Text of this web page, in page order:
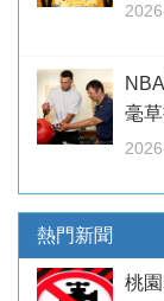
毫
熱門新聞
桃